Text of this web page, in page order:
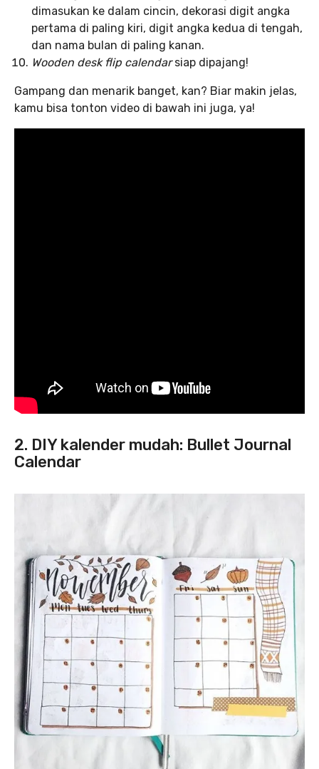
dimasukan ke dalam cincin, dekorasi digit angka
pertama di paling kiri, digit angka kedua di tengah,
dan nama bulan di paling kanan.
Wooden desk flip calendarsiap dipajang!
Gampang dan menarik banget, kan? Biar makin jelas,
kamu bisa tonton video di bawah ini juga, ya!
2. DIY kalender mudah: Bullet Journal
Calendar